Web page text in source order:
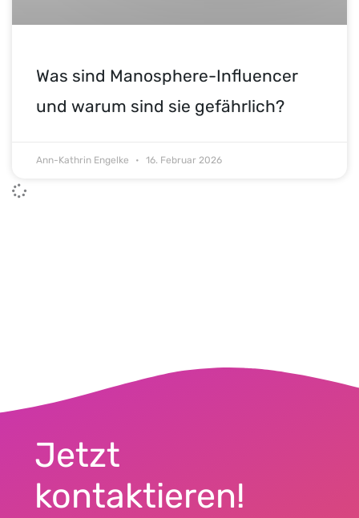
Was sind Manosphere-Influencer
und warum sind sie gefährlich?
Ann-Kathrin Engelke 16. Februar 2026
Jetzt
kontaktieren!